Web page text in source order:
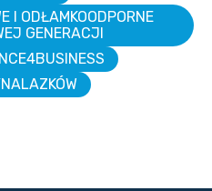
I ODŁAMKOODPORNE
GENERACJI